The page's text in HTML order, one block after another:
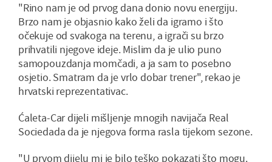
"Rino nam je od prvog dana donio novu energiju.
Brzo nam je objasnio kako želi da igramo i što
očekuje od svakoga na terenu, a igrači su brzo
prihvatili njegove ideje. Mislim da je ulio puno
samopouzdanja momčadi, a ja sam to posebno
osjetio. Smatram da je vrlo dobar trener", rekao je
hrvatski reprezentativac.
Ćaleta-Car dijeli mišljenje mnogih navijača Real
Sociedada da je njegova forma rasla tijekom sezone.
"U prvom dijelu mi je bilo teško pokazati što mogu.